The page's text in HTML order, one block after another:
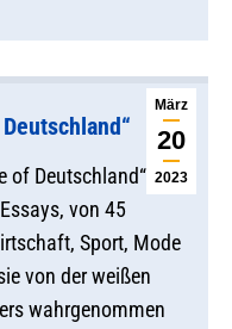
März
20
2023
of Deutschland“ ist
von 45
Sport, Mode
von der weißen
wahrgenommen